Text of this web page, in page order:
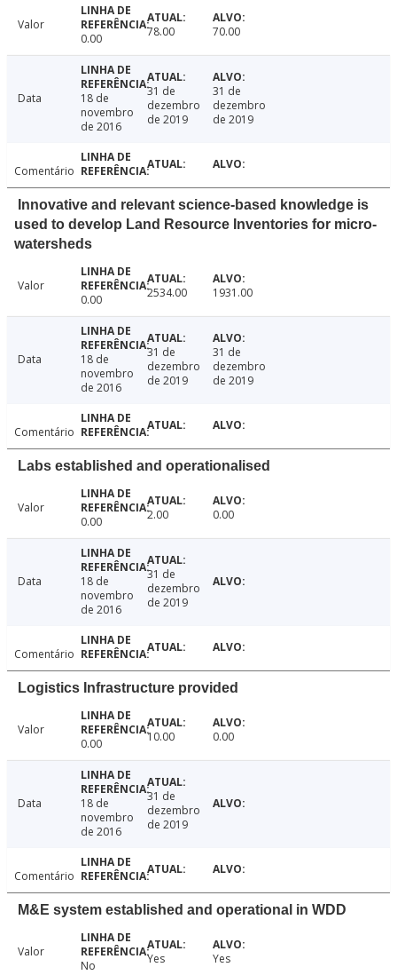
Valor
0.00
78.00 70.00
Data
18 de
novembro
de 2016
31 de
dezembro
de 2019
31 de
dezembro
de 2019
Comentário
Innovative and relevant science-based knowledge is
used to develop Land Resource Inventories for micro-
watersheds
Valor
0.00
2534.00 1931.00
Data
18 de
novembro
de 2016
31 de
dezembro
de 2019
31 de
dezembro
de 2019
Comentário
Labs established and operationalised
Valor
0.00
2.00 0.00
Data
18 de
novembro
de 2016
31 de
dezembro
de 2019
Comentário
Logistics Infrastructure provided
Valor
0.00
10.00 0.00
Data
18 de
novembro
de 2016
31 de
dezembro
de 2019
Comentário
M&E system established and operational in WDD
Valor
No
Yes Yes